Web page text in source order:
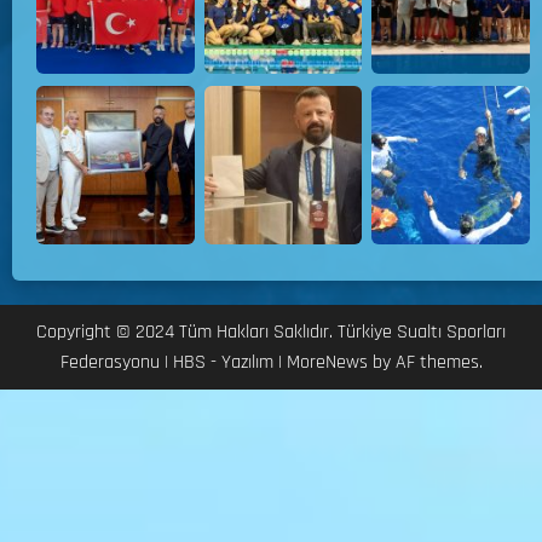
Copyright © 2024 Tüm Hakları Saklıdır. Türkiye Sualtı Sporları
Federasyonu | HBS - Yazılım | MoreNews by AF themes.